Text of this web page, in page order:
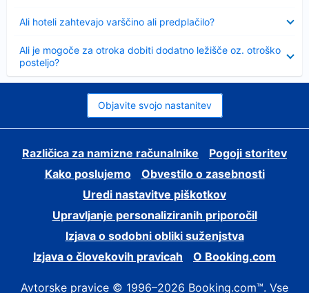
Ali hoteli zahtevajo varščino ali predplačilo?
Ali je mogoče za otroka dobiti dodatno ležišče oz. otroško
posteljo?
Objavite svojo nastanitev
Različica za namizne računalnike
Pogoji storitev
Kako poslujemo
Obvestilo o zasebnosti
Uredi nastavitve piškotkov
Upravljanje personaliziranih priporočil
Izjava o sodobni obliki suženjstva
Izjava o človekovih pravicah
O Booking.com
Avtorske pravice © 1996–2026 Booking.com™. Vse